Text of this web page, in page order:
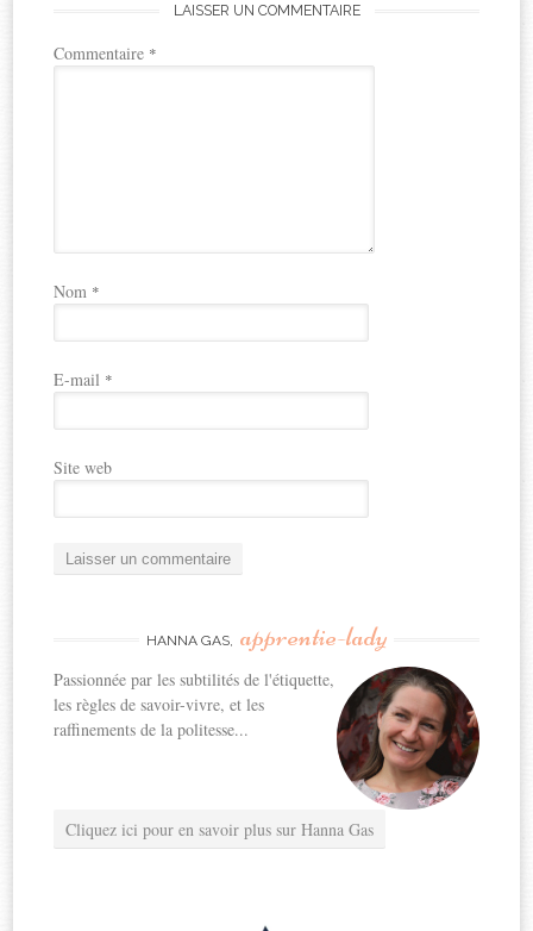
LAISSER UN COMMENTAIRE
Commentaire *
Nom *
E-mail *
Site web
HANNA GAS, apprentie-lady
Passionnée par les subtilités de l'étiquette,
les règles de savoir-vivre, et les
raffinements de la politesse...
Cliquez ici pour en savoir plus sur Hanna Gas